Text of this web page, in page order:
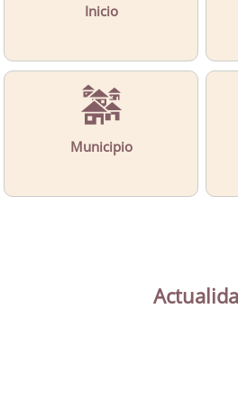
Inicio
Municipio